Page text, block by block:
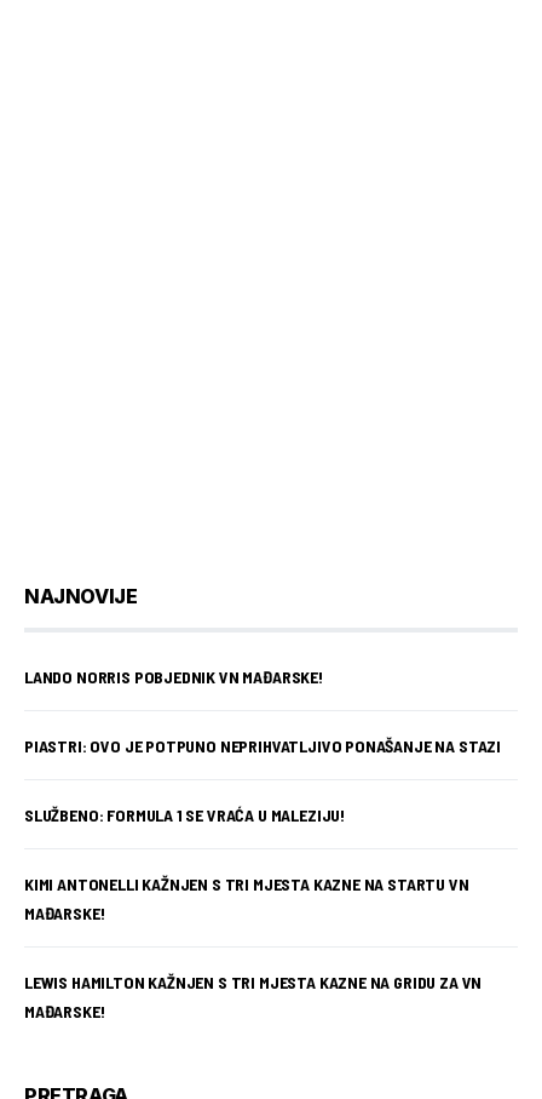
NAJNOVIJE
LANDO NORRIS POBJEDNIK VN MAĐARSKE!
PIASTRI: OVO JE POTPUNO NEPRIHVATLJIVO PONAŠANJE NA STAZI
SLUŽBENO: FORMULA 1 SE VRAĆA U MALEZIJU!
KIMI ANTONELLI KAŽNJEN S TRI MJESTA KAZNE NA STARTU VN
MAĐARSKE!
LEWIS HAMILTON KAŽNJEN S TRI MJESTA KAZNE NA GRIDU ZA VN
MAĐARSKE!